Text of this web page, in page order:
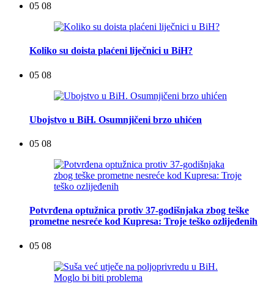
05 08
Koliko su doista plaćeni liječnici u BiH?
05 08
Ubojstvo u BiH. Osumnjičeni brzo uhićen
05 08
Potvrđena optužnica protiv 37-godišnjaka zbog teške
prometne nesreće kod Kupresa: Troje teško ozlijeđenih
05 08